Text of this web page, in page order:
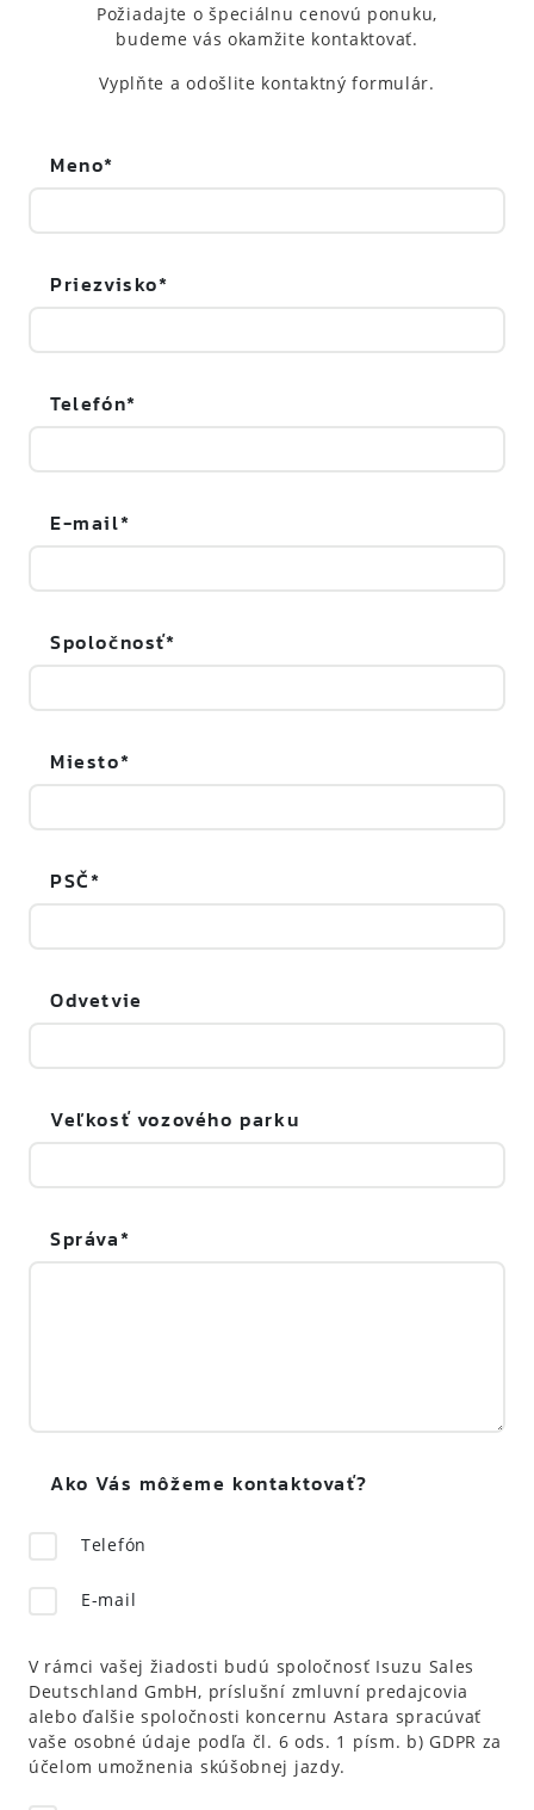
Požiadajte o špeciálnu cenovú ponuku,
budeme vás okamžite kontaktovať.
Vyplňte a odošlite kontaktný formulár.
Meno
Priezvisko
Telefón
E-mail
Spoločnosť
Miesto
PSČ
Odvetvie
Veľkosť vozového parku
Správa
Ako Vás môžeme kontaktovať?
Telefón
E-mail
V rámci vašej žiadosti budú spoločnosť Isuzu Sales
Deutschland GmbH, príslušní zmluvní predajcovia
alebo ďalšie spoločnosti koncernu Astara spracúvať
vaše osobné údaje podľa čl. 6 ods. 1 písm. b) GDPR za
účelom umožnenia skúšobnej jazdy.